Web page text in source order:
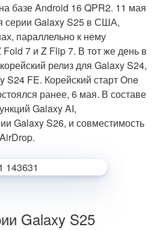
базе Android 16 QPR2. 11 мая
серии Galaxy S25 в США,
параллельно к нему
7 и Z Flip 7. В тот же день в
релиз для Galaxy S24,
S24 FE. Корейский старт One
ранее, 6 мая. В составе
Galaxy AI,
Galaxy S26, и совместимость
Galaxy S25